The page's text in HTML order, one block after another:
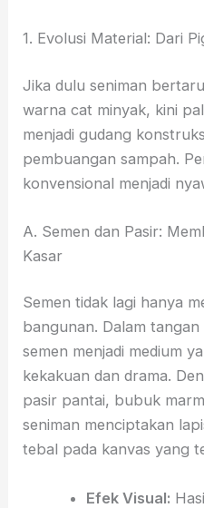
1. Evolusi Material: Dari
Jika dulu seniman
warna cat minyak, kini
menjadi gudang
pembuangan sampah.
konvensional menjadi
A. Semen dan Pasir:
Kasar
Semen tidak lagi hanya
bangunan. Dalam tangan
semen menjadi medium
kekakuan dan drama.
pasir pantai, bubuk
seniman menciptakan
tebal pada kanvas yang
Efek Visual: